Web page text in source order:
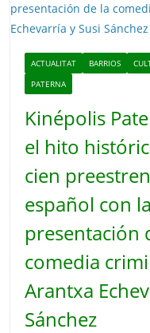
ACTUALITAT BARRIOS
PATERNA
Kinépolis
el hito
cien
español con la
presentación
comedia
Arantxa
Sánchez